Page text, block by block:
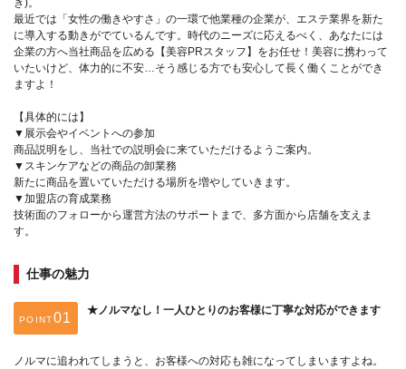
最近では「女性の働きやすさ」の一環で他業種の企業が、エステ業界を新た
に導入する動きがでているんです。時代のニーズに応えるべく、あなたには
企業の方へ当社商品を広める【美容PRスタッフ】をお任せ！美容に携わって
いたいけど、体力的に不安…そう感じる方でも安心して長く働くことができ
ますよ！
【具体的には】
▼展示会やイベントへの参加
商品説明をし、当社での説明会に来ていただけるようご案内。
▼スキンケアなどの商品の卸業務
新たに商品を置いていただける場所を増やしていきます。
▼加盟店の育成業務
技術面のフォローから運営方法のサポートまで、多方面から店舗を支えま
す。
仕事の魅力
POINT
★ノルマなし！一人ひとりのお客様に丁寧な対応ができます
ノルマに追われてしまうと、お客様への対応も雑になってしまいますよね。